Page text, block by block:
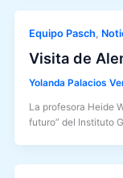
Equipo Pasch,
Visita de
Yolanda Palacios
La profesora Heide
futuro” del Instituto